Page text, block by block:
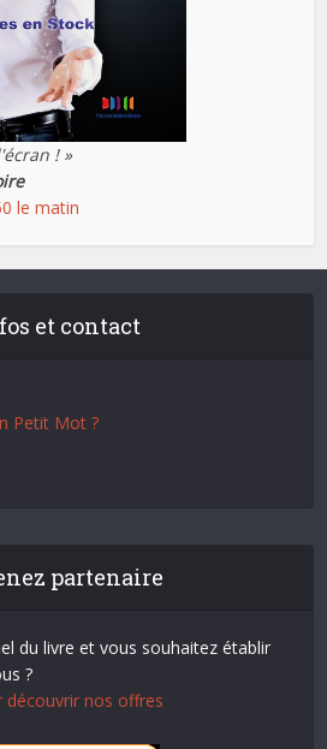
! »
le matin
et contact
Petit Mot ?
partenaire
du livre et vous souhaitez établir
?
découvrir nos offres